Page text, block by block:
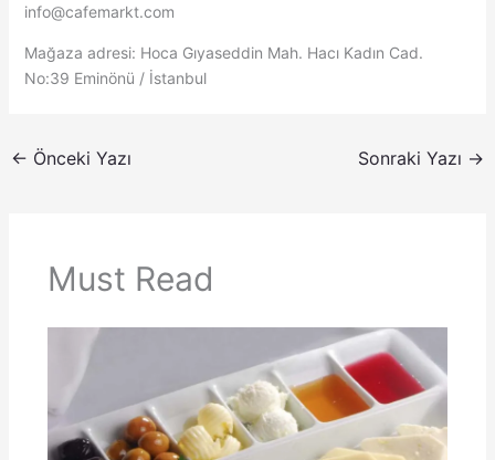
info@cafemarkt.com
Mağaza adresi: Hoca Gıyaseddin Mah. Hacı Kadın Cad.
No:39 Eminönü / İstanbul
← Önceki Yazı Sonraki Yazı →
Must Read